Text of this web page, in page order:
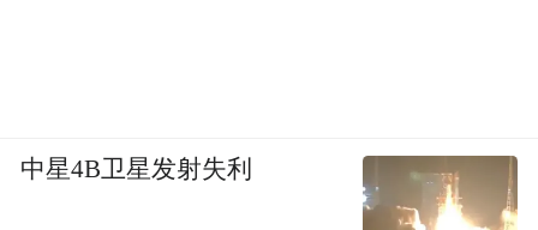
中星4B卫星发射失利